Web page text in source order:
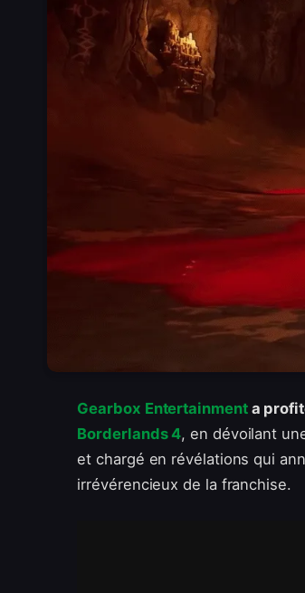
Gearbox Entertainmenta
Borderlands 4, en dévoilant
et chargé en révélations qui
irrévérencieux de la franchise.